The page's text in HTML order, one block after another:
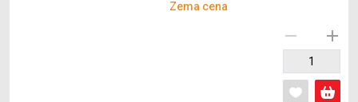
Zema cena